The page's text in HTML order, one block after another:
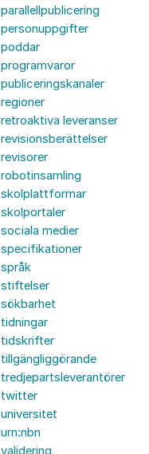
parallellpublicering
personuppgifter
poddar
programvaror
publiceringskanaler
regioner
retroaktiva leveranser
revisionsberättelser
revisorer
robotinsamling
skolplattformar
skolportaler
sociala medier
specifikationer
språk
stiftelser
sökbarhet
tidningar
tidskrifter
tillgängliggörande
tredjepartsleverantörer
twitter
universitet
urn:nbn
validering